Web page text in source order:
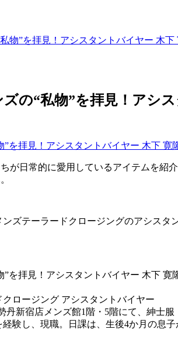
物”を拝見！アシスタントバイヤー 木
ズの“私物”を拝見！アシ
が日常的に愛用しているアイテムを紹介
ズテーラードクロージングのアシス
ロージング アシスタントバイヤー
丹新宿店メンズ館1階・5階にて、紳士
経験し、現職。日課は、生後4か月の息